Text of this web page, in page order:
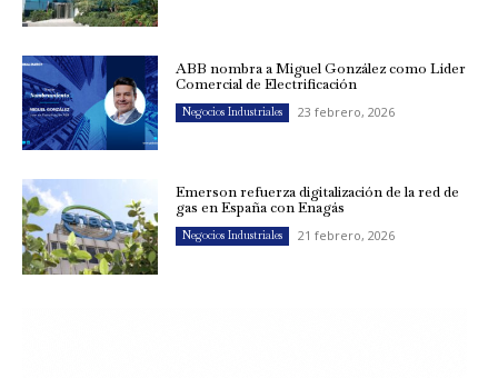
ABB nombra a Miguel González como Líder
Comercial de Electrificación
Negocios Industriales 23 febrero, 2026
Emerson refuerza digitalización de la red de
gas en España con Enagás
Negocios Industriales 21 febrero, 2026